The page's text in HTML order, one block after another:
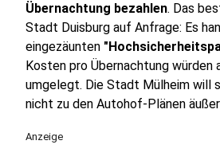
Übernachtung bezahlen. Das
Stadt Duisburg auf Anfrage: Es
eingezäunten
Kosten pro Übernachtung würden
umgelegt. Die Stadt Mülheim will
nicht zu den Autohof-Plänen
Anzeige